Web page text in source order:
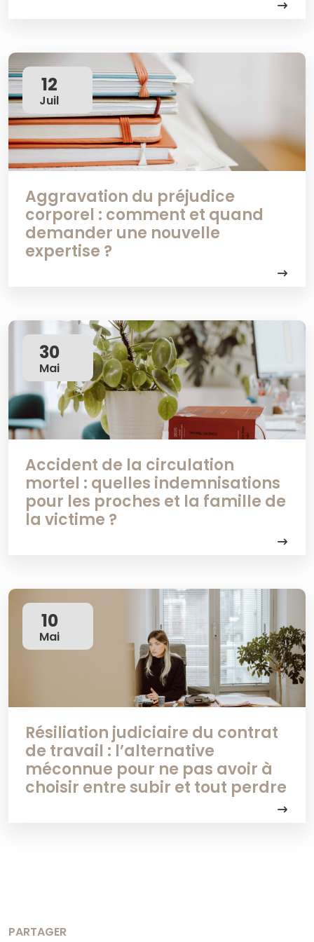
Aggravation du préjudice
corporel : comment et quand
demander une nouvelle
expertise ?
12
Juil
Accident de la circulation
mortel : quelles indemnisations
pour les proches et la famille de
la victime ?
30
Mai
Résiliation judiciaire du contrat
de travail : l’alternative
méconnue pour ne pas avoir à
choisir entre subir et tout perdre
10
Mai
PARTAGER